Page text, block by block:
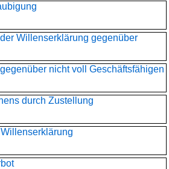
Willenserklärung gegenüber
nicht voll Geschäftsfähigen
durch Zustellung